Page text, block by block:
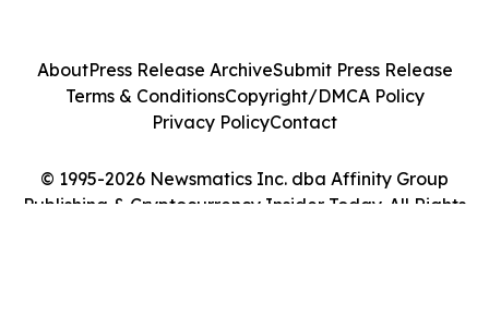
© 1995-2026 Newsmatics Inc. dba Affinity Group
Publishing & Cryptocurrency Insider Today. All Rights
AboutPress Release ArchiveSubmit Press Release
Terms & ConditionsCopyright/DMCA Policy
Privacy PolicyContact